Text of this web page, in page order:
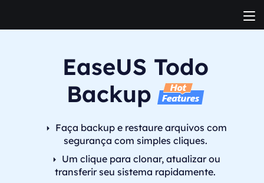
EaseUS Todo
Backup
Faça backup e restaure arquivos com
segurança com simples cliques.
Um clique para clonar, atualizar ou
transferir seu sistema rapidamente.